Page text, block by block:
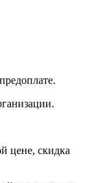
цене, скидка